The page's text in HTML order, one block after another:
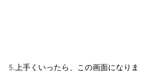
5.上手くいったら、この画面になりま